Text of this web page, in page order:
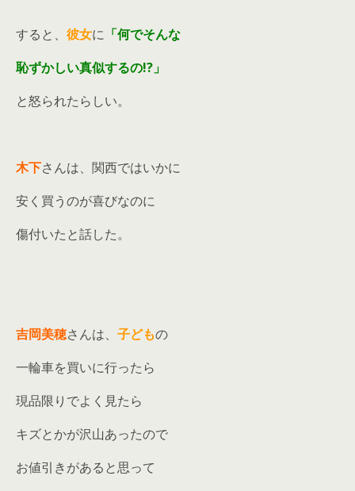
すると、 彼女に 「何でそんな
恥ずかしい真似するの!?」
と怒られたらしい。
木下さんは、関西ではいかに
安く買うのが喜びなのに
傷付いたと話した。
吉岡美穂さんは、 子どもの
一輪車を買いに行ったら
現品限りでよく見たら
キズとかが沢山あったので
お値引きがあると思って